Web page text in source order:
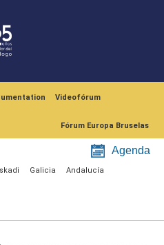
Videofórum
Fórum Europa Bruselas
Agenda
Galicia Andalucía